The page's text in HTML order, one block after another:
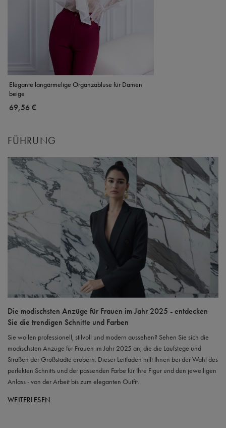
Elegante langärmelige Organzabluse für Damen
beige
69,56 €
FÜHRUNG
Die modischsten Anzüge für Frauen im Jahr 2025 - entdecken
Sie die trendigen Schnitte und Farben
Sie wollen professionell, stilvoll und modern aussehen? Sehen Sie sich die
modischsten Anzüge für Frauen im Jahr 2025 an, die die Laufstege und
Straßen der Großstädte erobern. Dieser Leitfaden hilft Ihnen bei der Wahl des
perfekten Schnitts und der passenden Farbe für Ihre Figur und den jeweiligen
Anlass - von der Arbeit bis zum eleganten Outfit.
WEITERLESEN